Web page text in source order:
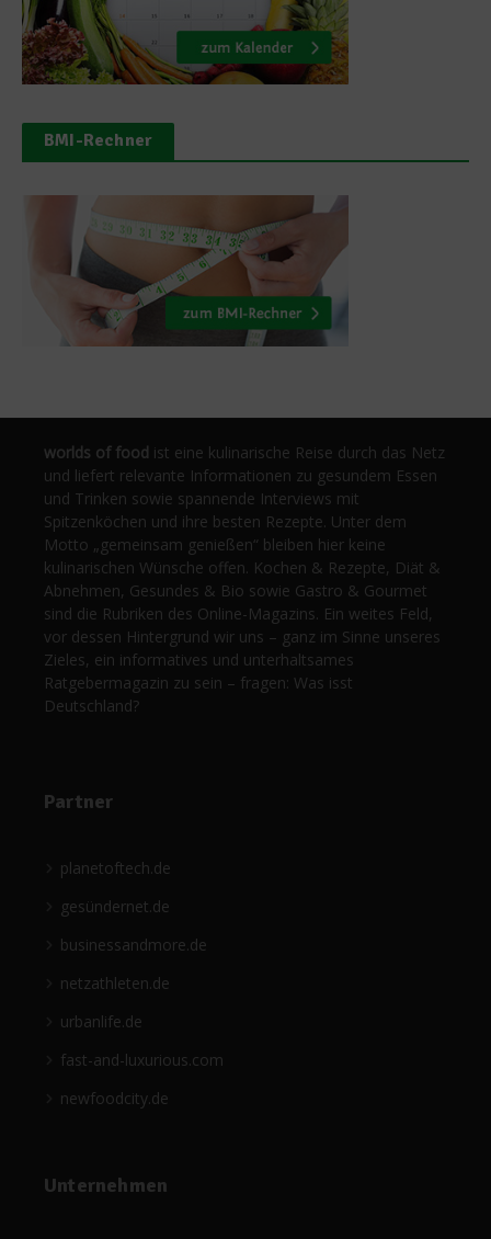
BMI-Rechner
worlds of food ist eine kulinarische Reise durch das Netz
und liefert relevante Informationen zu gesundem Essen
und Trinken sowie spannende Interviews mit
Spitzenköchen und ihre besten Rezepte. Unter dem
Motto „gemeinsam genießen“ bleiben hier keine
kulinarischen Wünsche offen. Kochen & Rezepte, Diät &
Abnehmen, Gesundes & Bio sowie Gastro & Gourmet
sind die Rubriken des Online-Magazins. Ein weites Feld,
vor dessen Hintergrund wir uns – ganz im Sinne unseres
Zieles, ein informatives und unterhaltsames
Ratgebermagazin zu sein – fragen: Was isst
Deutschland?
Partner
planetoftech.de
gesündernet.de
businessandmore.de
netzathleten.de
urbanlife.de
fast-and-luxurious.com
newfoodcity.de
Unternehmen